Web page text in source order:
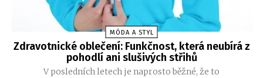
MÓDA A STYL
Zdravotnické oblečení: Funkčnost, která neubírá z
pohodlí ani slušivých střihů
V posledních letech je naprosto běžné, že to